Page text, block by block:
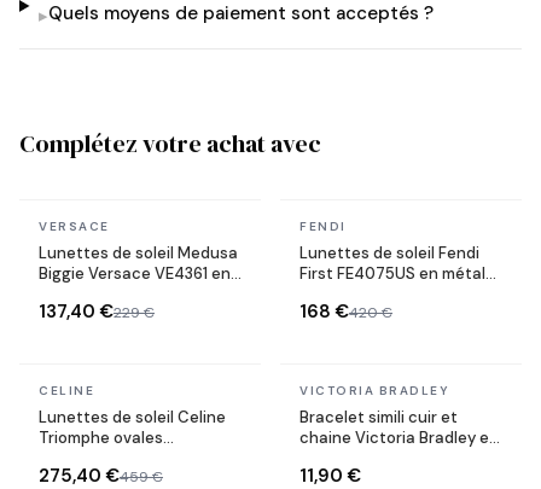
▸Quels moyens de paiement sont acceptés ?
Complétez votre achat avec
En stock
VERSACE
Lunettes de soleil Medusa
Biggie Versace VE4361 en
137,40 €229 €
En stock
FENDI
Lunettes de soleil Fendi
First FE4075US en métal
168 €420 €
En stock
CELINE
Lunettes de soleil Celine
Triomphe ovales
275,40 €459 €
En stock
VICTORIA BRADLEY
Bracelet simili cuir et
chaine Victoria Bradley en
11,90 €